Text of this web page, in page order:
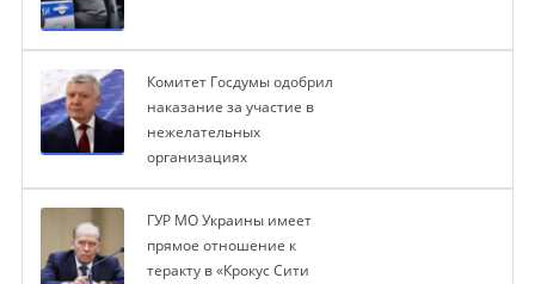
Комитет Госдумы одобрил
наказание за участие в
нежелательных
организациях
ГУР МО Украины имеет
прямое отношение к
теракту в «Крокус Сити